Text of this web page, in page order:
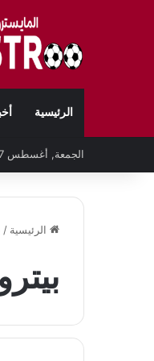
الرئيسية
الجمعة, أغسطس 7 2026
الرئيسية /